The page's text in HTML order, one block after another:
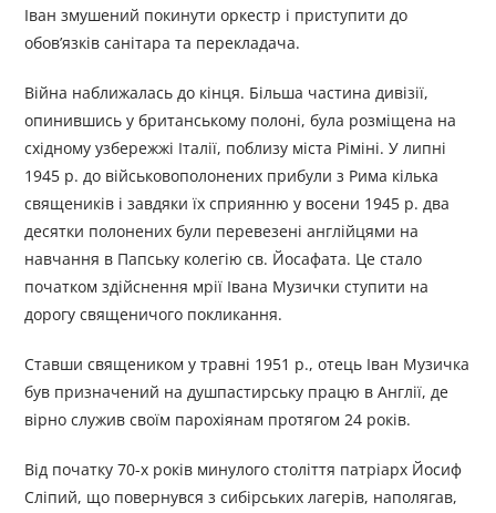
Іван змушений покинути оркестр і приступити до
обов’язків санітара та перекладача.
Війна наближалась до кінця. Більша частина дивізії,
опинившись у британському полоні, була розміщена на
східному узбережжі Італії, поблизу міста Ріміні. У липні
1945 р. до військовополонених прибули з Рима кілька
священиків і завдяки їх сприянню у восени 1945 р. два
десятки полонених були перевезені англійцями на
навчання в Папську колегію св. Йосафата. Це стало
початком здійснення мрії Івана Музички ступити на
дорогу священичого покликання.
Cтавши священиком у травні 1951 р., отець Іван Музичка
був призначений на душпастирську працю в Англії, де
вірно служив своїм парохіянам протягом 24 років.
Від початку 70-х років минулого століття патріарх Йосиф
Сліпий, що повернувся з сибірських лагерів, наполягав,